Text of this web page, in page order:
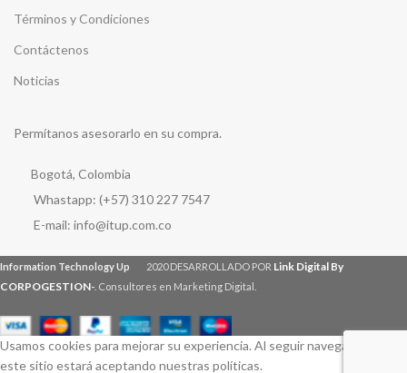
Términos y Condiciones
Contáctenos
Noticias
Permítanos asesorarlo en su compra.
Bogotá, Colombia
Whastapp: (+57) 310 227 7547
E-mail: info@itup.com.co
Information Technology Up 2020 DESARROLLADO POR Link Digital By
CORPOGESTION- . Consultores en Marketing Digital.
Usamos cookies para mejorar su experiencia. Al seguir navegando por
este sitio estará aceptando nuestras políticas.